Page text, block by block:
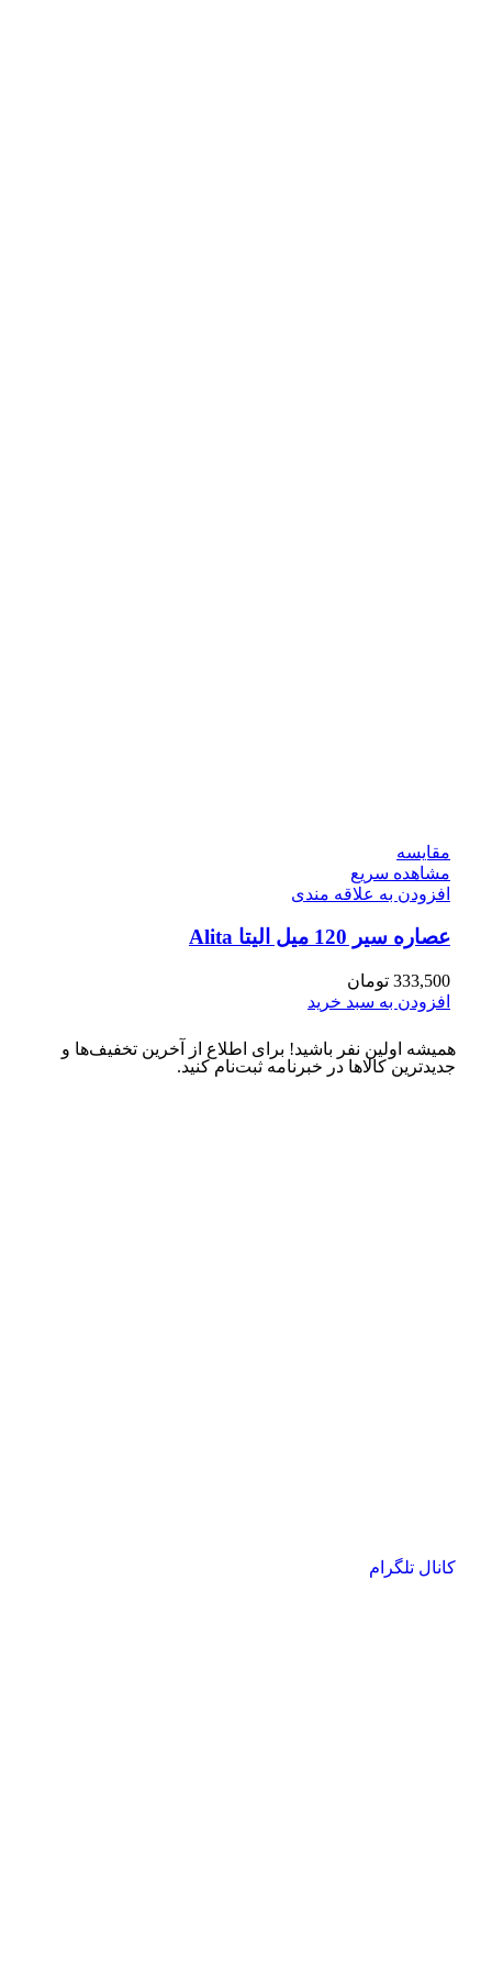
مقایسه
مشاهده سریع
افزودن به علاقه مندی
عصاره سیر 120 میل الیتا Alita
333,500 تومان
افزودن به سبد خرید
همیشه اولین نفر باشید! برای اطلاع از آخرین تخفیف‌ها و
جدیدترین کالاها در خبرنامه ثبت‌نام کنید.
کانال تلگرام